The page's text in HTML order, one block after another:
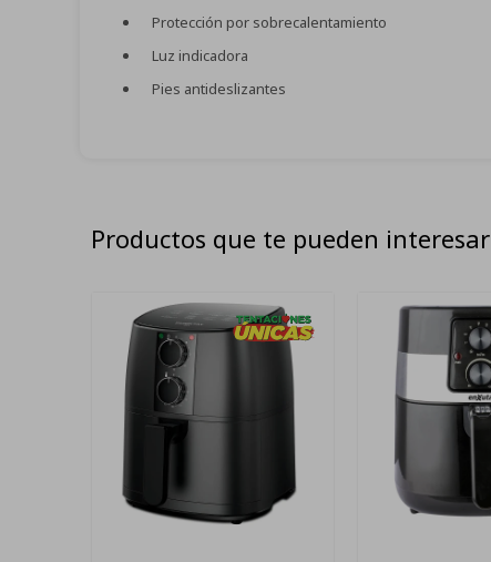
Protección por sobrecalentamiento
Luz indicadora
Pies antideslizantes
Productos que te pueden interesar